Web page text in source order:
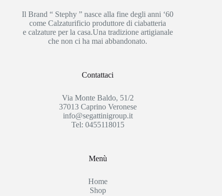
Il Brand “ Stephy ” nasce alla fine degli anni ‘60
come Calzaturificio produttore di ciabatteria
e calzature per la casa.Una tradizione artigianale
che non ci ha mai abbandonato.
Contattaci
Via Monte Baldo, 51/2
37013 Caprino Veronese
info@segattinigroup.it
Tel: 0455118015
Menù
Home
Shop